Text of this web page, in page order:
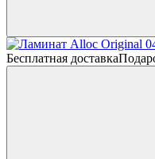
Бесплатная доставка